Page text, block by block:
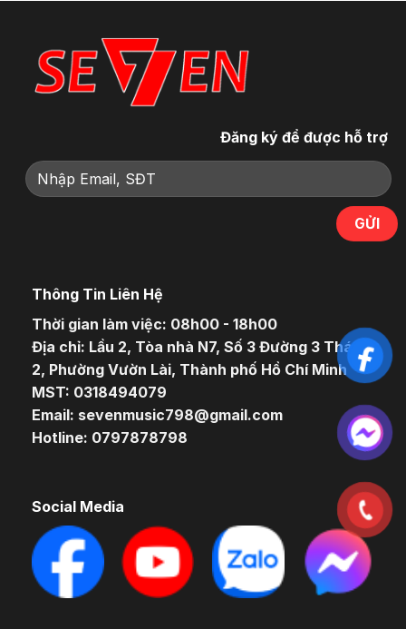
Đăng ký để được hỗ trợ
Thông Tin Liên Hệ
Thời gian làm việc: 08h00 - 18h00
Địa chỉ: Lầu 2, Tòa nhà N7, Số 3 Đường 3 Tháng
2, Phường Vườn Lài, Thành phố Hồ Chí Minh
MST: 0318494079
Email: sevenmusic798@gmail.com
Hotline: 0797878798
Social Media